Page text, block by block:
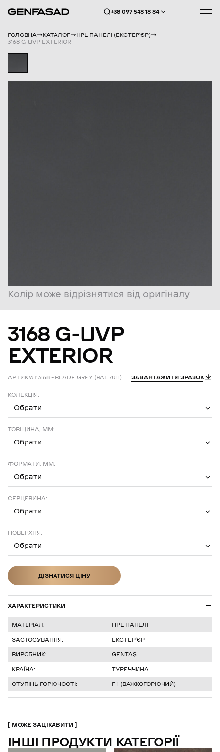
+38 097 548 18 84
ГОЛОВНА КАТАЛОГ
HPL ПАНЕЛІ (ЕКСТЕРʼЄР)
3168 G-UVP EXTERIOR
Колір може відрізнятися від оригіналу
3168 G-UVP
EXTERIOR
АРТИКУЛ:3168 – BLADE GREY (RAL 7011) ЗАВАНТАЖИТИ ЗРАЗОК
КОЛЕКЦІЯ:
Обрати
ТОВЩИНА, ММ:
Обрати
ФОРМАТИ, ММ:
Обрати
СЕРЦЕВИНА:
Обрати
ПОВЕРХНЯ:
Обрати
ДІЗНАТИСЯ ЦІНУ
ХАРАКТЕРИСТИКИ
МАТЕРІАЛ:
HPL ПАНЕЛІ
ЗАСТОСУВАННЯ:
ЕКСТЕРʼЄР
ВИРОБНИК:
GENTAŞ
КРАЇНА:
ТУРЕЧЧИНА
СТУПІНЬ ГОРЮЧОСТІ:
Г-1 (ВАЖКОГОРЮЧИЙ)
МОЖЕ ЗАЦІКАВИТИ
ІНШІ ПРОДУКТИ КАТЕГОРІЇ